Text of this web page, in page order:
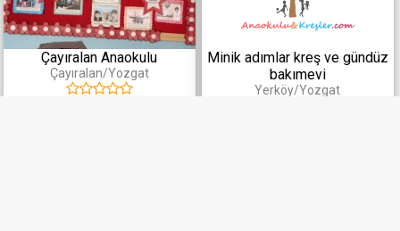
Çayıralan Anaokulu
Çayıralan/Yozgat
Minik adımlar kreş ve gündüz
bakımevi
Yerköy/Yozgat